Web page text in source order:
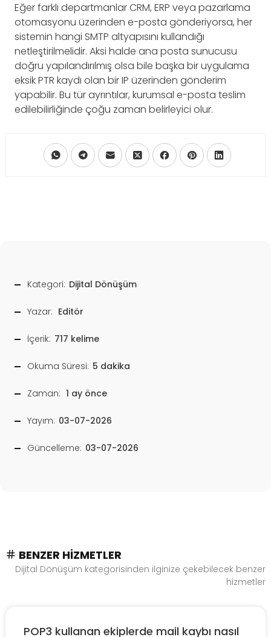
Eğer farklı departmanlar CRM, ERP veya pazarlama
otomasyonu üzerinden e-posta gönderiyorsa, her
sistemin hangi SMTP altyapısını kullandığı
netleştirilmelidir. Aksi halde ana posta sunucusu
doğru yapılandırılmış olsa bile başka bir uygulama
eksik PTR kaydı olan bir IP üzerinden gönderim
yapabilir. Bu tür ayrıntılar, kurumsal e-posta teslim
edilebilirliğinde çoğu zaman belirleyici olur.
Kategori: Dijital Dönüşüm
Yazar: Editör
İçerik: 717 kelime
Okuma Süresi: 5 dakika
Zaman: 1 ay önce
Yayım: 03-07-2026
Güncelleme: 03-07-2026
BENZER HIZMETLER
Dijital Dönüşüm kategorisinden ilginize çekebilecek benzer
hizmetler
POP3 kullanan ekiplerde mail kaybı nasıl